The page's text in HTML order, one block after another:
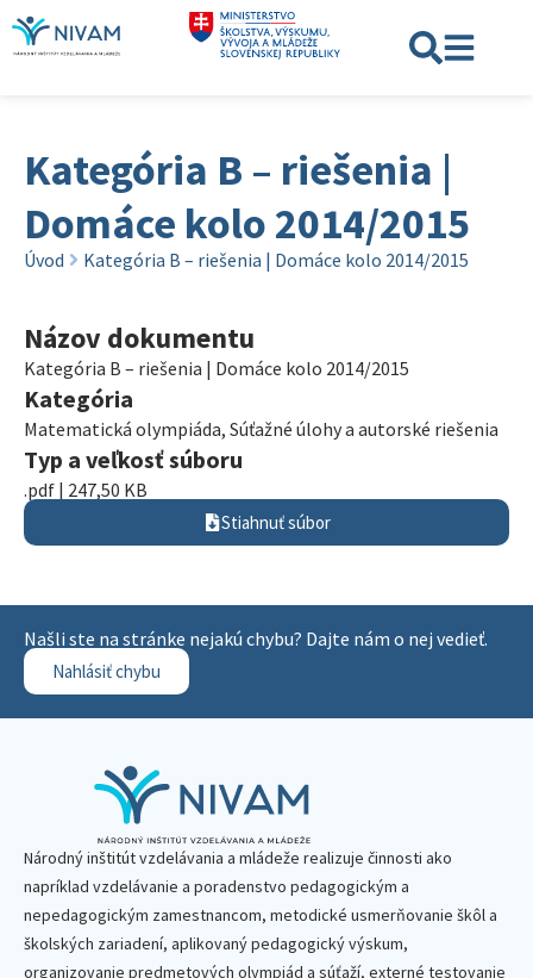
Kategória B – riešenia |
Domáce kolo 2014/2015
Úvod Kategória B – riešenia | Domáce kolo 2014/2015
Názov dokumentu
Kategória B – riešenia | Domáce kolo 2014/2015
Kategória
Matematická olympiáda, Súťažné úlohy a autorské riešenia
Typ a veľkosť súboru
.pdf | 247,50 KB
Stiahnuť súbor
Našli ste na stránke nejakú chybu? Dajte nám o nej vedieť.
Nahlásiť chybu
Národný inštitút vzdelávania a mládeže realizuje činnosti ako
napríklad vzdelávanie a poradenstvo pedagogickým a
nepedagogickým zamestnancom, metodické usmerňovanie škôl a
školských zariadení, aplikovaný pedagogický výskum,
organizovanie predmetových olympiád a súťaží, externé testovanie